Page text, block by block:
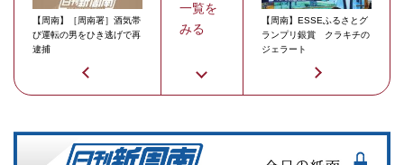
【周南】［周南署］酒気帯
び運転の男をひき逃げで再
逮捕
一覧を
みる
【周南】ESSEふるさとグ
ランプリ銀賞 クラキチの
ジェラート